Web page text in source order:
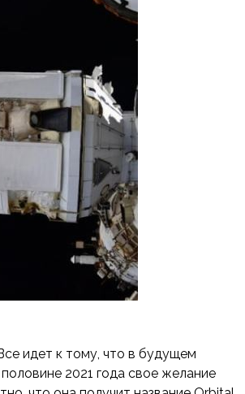
идет к тому, что в будущем
2021 года свое желание